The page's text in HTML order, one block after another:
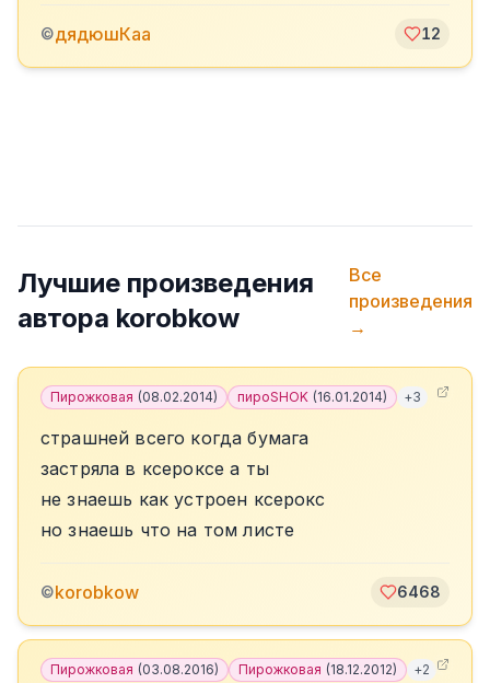
©дядюшКаа 12
Лучшие произведения
автора korobkow
Все
произведения
→
Пирожковая (08.02.2014) пироSHOK (16.01.2014) +3
страшней всего когда бумага
застряла в ксероксе а ты
не знаешь как устроен ксерокс
но знаешь что на том листе
©korobkow 6468
Пирожковая (03.08.2016) Пирожковая (18.12.2012) +2